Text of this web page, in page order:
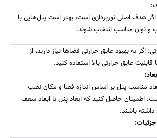
هدف اصلی نورپردازی است، بهتر است پنل‌هایی با
و توان مناسب انتخاب شوند.
اگر به بهبود عایق حرارتی فضاها نیاز دارید، از
عایق حرارتی بالا استفاده کنید.
مناسب پنل بر اساس اندازه فضا و مکان نصب
اطمینان حاصل کنید که ابعاد پنل با ابعاد سقف
باشند.